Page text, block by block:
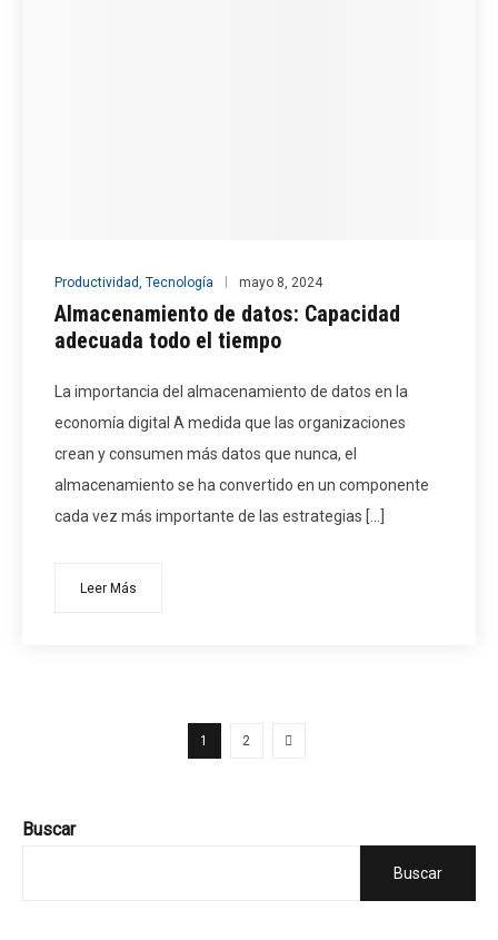
Buscar
Buscar
Productividad, Tecnología mayo 8, 2024
Almacenamiento de datos: Capacidad
adecuada todo el tiempo
La importancia del almacenamiento de datos en la
economía digital A medida que las organizaciones
crean y consumen más datos que nunca, el
almacenamiento se ha convertido en un componente
cada vez más importante de las estrategias […]
Leer Más
1 2